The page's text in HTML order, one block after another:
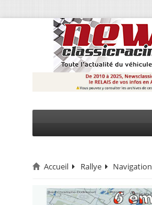
CIRCUIT
RALLYE
Accueil Rallye Navigation